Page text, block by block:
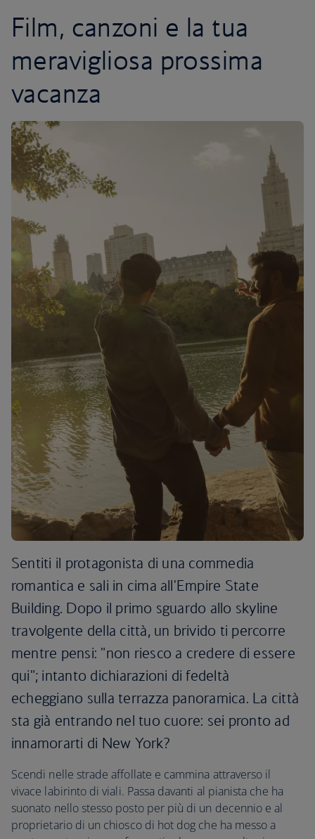
Film, canzoni e la tua
meravigliosa prossima
vacanza
Sentiti il protagonista di una commedia
romantica e sali in cima all'Empire State
Building. Dopo il primo sguardo allo skyline
travolgente della città, un brivido ti percorre
mentre pensi: "non riesco a credere di essere
qui"; intanto dichiarazioni di fedeltà
echeggiano sulla terrazza panoramica. La città
sta già entrando nel tuo cuore: sei pronto ad
innamorarti di New York?
Scendi nelle strade affollate e cammina attraverso il
vivace labirinto di viali. Passa davanti al pianista che ha
suonato nello stesso posto per più di un decennio e al
proprietario di un chiosco di hot dog che ha messo a